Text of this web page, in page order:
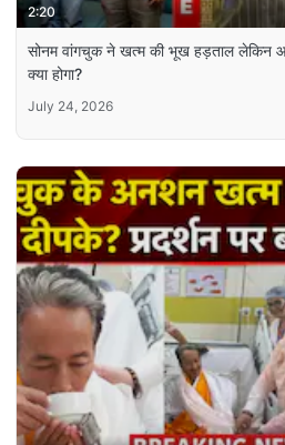
2:20
सोनम वांगचुक ने खत्म की भूख हड़ताल लेकिन
क्या होगा?
July 24, 2026